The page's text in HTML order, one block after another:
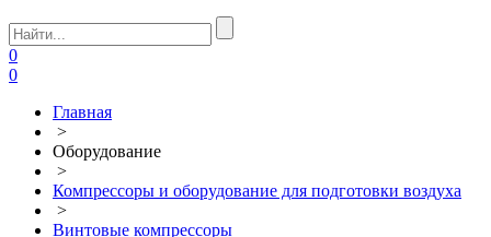
0
0
Главная
>
Оборудование
>
Компрессоры и оборудование для подготовки воздуха
>
Винтовые компрессоры